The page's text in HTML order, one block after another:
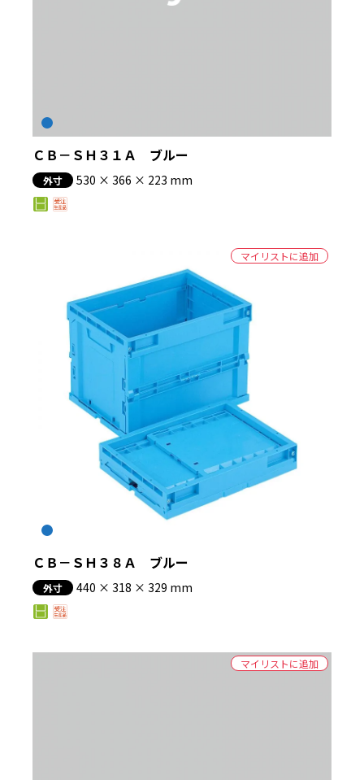
ＣＢ－ＳＨ３１Ａ ブルー
外寸 530 × 366 × 223 mm
マイリストに追加
ＣＢ－ＳＨ３８Ａ ブルー
外寸 440 × 318 × 329 mm
マイリストに追加